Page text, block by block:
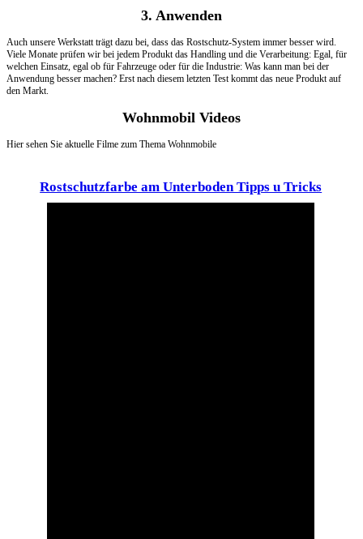
3. Anwenden
Auch unsere Werkstatt trägt dazu bei, dass das Rostschutz-System immer besser wird.
Viele Monate prüfen wir bei jedem Produkt das Handling und die Verarbeitung: Egal, für
welchen Einsatz, egal ob für Fahrzeuge oder für die Industrie: Was kann man bei der
Anwendung besser machen? Erst nach diesem letzten Test kommt das neue Produkt auf
den Markt.
Wohnmobil Videos
Hier sehen Sie aktuelle Filme zum Thema Wohnmobile
Rostschutzfarbe am Unterboden Tipps u Tricks